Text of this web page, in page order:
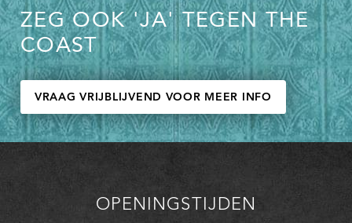
ZEG OOK 'JA' TEGEN THE
COAST
VRAAG VRIJBLIJVEND VOOR MEER INFO
OPENINGSTIJDEN